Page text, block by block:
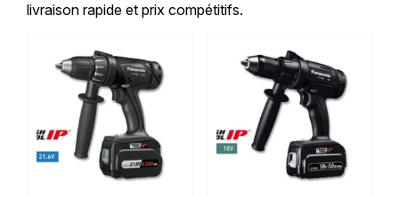
livraison rapide et prix compétitifs.